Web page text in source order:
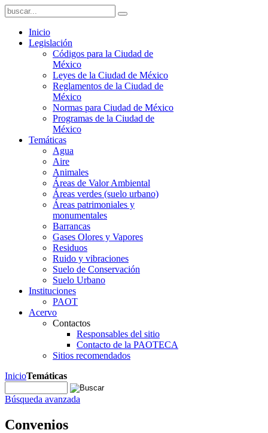
Inicio
Legislación
Códigos para la Ciudad de
México
Leyes de la Ciudad de México
Reglamentos de la Ciudad de
México
Normas para Ciudad de México
Programas de la Ciudad de
México
Temáticas
Agua
Aire
Animales
Áreas de Valor Ambiental
Áreas verdes (suelo urbano)
Áreas patrimoniales y
monumentales
Barrancas
Gases Olores y Vapores
Residuos
Ruido y vibraciones
Suelo de Conservación
Suelo Urbano
Instituciones
PAOT
Acervo
Contactos
Responsables del sitio
Contacto de la PAOTECA
Sitios recomendados
InicioTemáticas
Búsqueda avanzada
Convenios